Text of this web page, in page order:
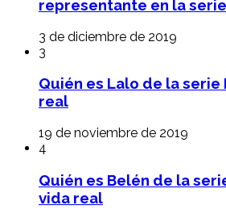
representante en la
3 de diciembre de 2019
3
Quién es Lalo de la serie
real
19 de noviembre de 2019
4
Quién es Belén de la
vida real